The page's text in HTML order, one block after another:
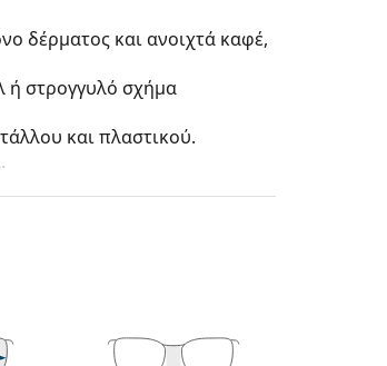
δέρματος και ανοιχτά καφέ,
ή στρογγυλό σχήμα
και πλαστικού.
ανυψώσουν και θα
Μερικά από τα
για όλους τους φακούς,
και της εφαρμογής των
και έτσι θα προσφέρουν